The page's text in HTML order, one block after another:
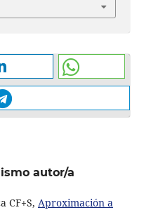
autor/a
CF+S, Aproximación a